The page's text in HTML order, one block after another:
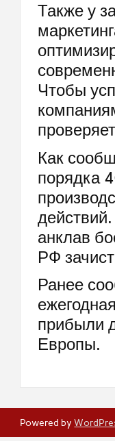
Также у
Чтобы
Как
порядка
анклав
РФ
Ранее
прибыли
Европы.
Powered by